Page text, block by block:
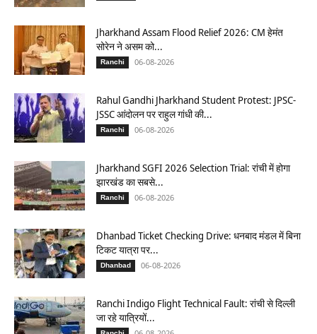
Jharkhand Assam Flood Relief 2026: CM हेमंत
सोरेन ने असम को...
Ranchi 06-08-2026
Rahul Gandhi Jharkhand Student Protest: JPSC-
JSSC आंदोलन पर राहुल गांधी की...
Ranchi 06-08-2026
Jharkhand SGFI 2026 Selection Trial: रांची में होगा
झारखंड का सबसे...
Ranchi 06-08-2026
Dhanbad Ticket Checking Drive: धनबाद मंडल में बिना
टिकट यात्रा पर...
Dhanbad 06-08-2026
Ranchi Indigo Flight Technical Fault: रांची से दिल्ली
जा रहे यात्रियों...